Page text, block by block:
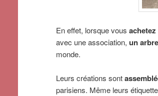
En effet, lorsque vous
avec une association, un
monde.
Leurs créations sont
parisiens. Même leurs